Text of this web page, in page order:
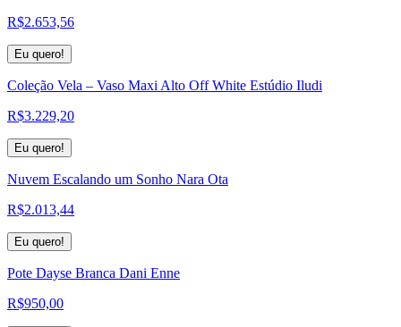
R$2.653,56
Eu quero!
Coleção Vela – Vaso Maxi Alto Off White Estúdio Iludi
R$3.229,20
Eu quero!
Nuvem Escalando um Sonho Nara Ota
R$2.013,44
Eu quero!
Pote Dayse Branca Dani Enne
R$950,00